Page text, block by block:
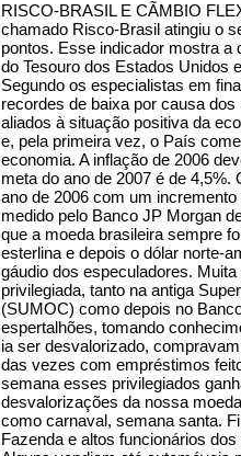
RISCO-BRASIL E CÃMBIO
chamado Risco-Brasil atingiu o
pontos. Esse indicador mostra a
do Tesouro dos Estados Unidos
Segundo os especialistas em
recordes de baixa por causa
aliados à situação positiva da
e, pela primeira vez, o País
economia. A inflação de 2006
meta do ano de 2007 é de
ano de 2006 com um
medido pelo Banco JP Morgan
que a moeda brasileira sempre
esterlina e depois o dólar norte-
gáudio dos especuladores.
privilegiada, tanto na antiga
(SUMOC) como depois no
espertalhões, tomando
ia ser desvalorizado,
das vezes com empréstimos
semana esses privilegiados
desvalorizações da nossa
como carnaval, semana santa.
Fazenda e altos funcionários